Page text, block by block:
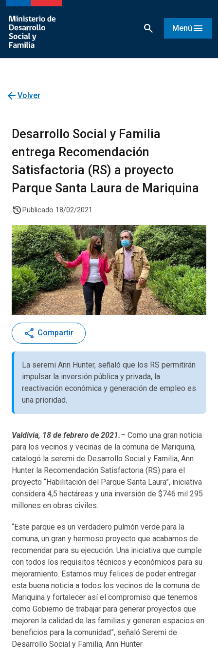
search Menú menu
arrow_back Volver
Desarrollo Social y Familia
entrega Recomendación
Satisfactoria (RS) a proyecto
Parque Santa Laura de Mariquina
history Publicado 18/02/2021
share Compartir
La seremi Ann Hunter, señaló que los RS permitirán
impulsar la inversión pública y privada, la
reactivación económica y generación de empleo es
una prioridad.
Valdivia, 18 de febrero de 2021.– Como una gran noticia
para los vecinos y vecinas de la comuna de Mariquina,
catalogó la seremi de Desarrollo Social y Familia, Ann
Hunter la Recomendación Satisfactoria (RS) para el
proyecto “Habilitación del Parque Santa Laura”, iniciativa
considera 4,5 hectáreas y una inversión de $746 mil 295
millones en obras civiles.
“Este parque es un verdadero pulmón verde para la
comuna, un gran y hermoso proyecto que acabamos de
recomendar para su ejecución. Una iniciativa que cumple
con todos los requisitos técnicos y económicos para su
mejoramiento. Estamos muy felices de poder entregar
esta buena noticia a todos los vecinos de la comuna de
Mariquina y fortalecer así el compromiso que tenemos
como Gobierno de trabajar para generar proyectos que
mejoren la calidad de las familias y generen espacios en
beneficios para la comunidad”, señaló Seremi de
Desarrollo Social y Familia, Ann Hunter